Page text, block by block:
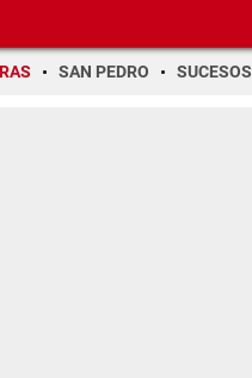
SAN PEDRO SUCESOS